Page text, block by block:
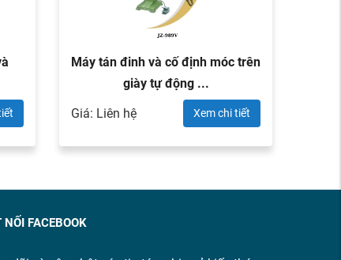
Máy tán đinh và cố định móc trên
giày tự động ...
Giá: Liên hệ
Xem chi tiết
NỐI FACEBOOK